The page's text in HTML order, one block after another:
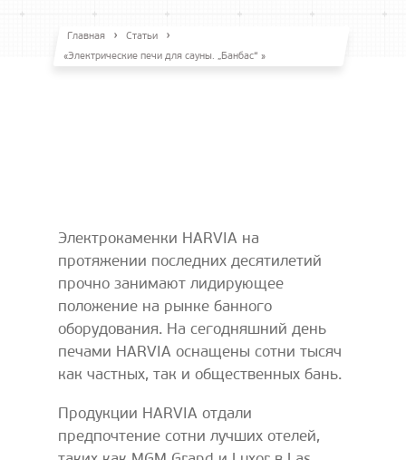
Главная
Статьи
«Электрические печи для сауны. „Банбас“ »
Электрокаменки HARVIA на
протяжении последних десятилетий
прочно занимают лидирующее
положение на рынке банного
оборудования. На сегодняшний день
печами HARVIA оснащены сотни тысяч
как частных, так и общественных бань.
Продукции HARVIA отдали
предпочтение сотни лучших отелей,